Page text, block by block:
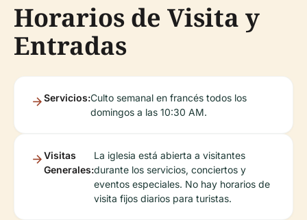
Horarios de Visita y
Entradas
Servicios:Culto semanal en francés todos los
domingos a las 10:30 AM.
Visitas
Generales:
La iglesia está abierta a visitantes
durante los servicios, conciertos y
eventos especiales. No hay horarios de
visita fijos diarios para turistas.